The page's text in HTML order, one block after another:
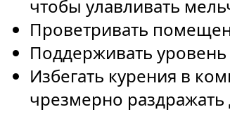
чтобы улавливать
Проветривать
Поддерживать
Избегать курения в
чрезмерно